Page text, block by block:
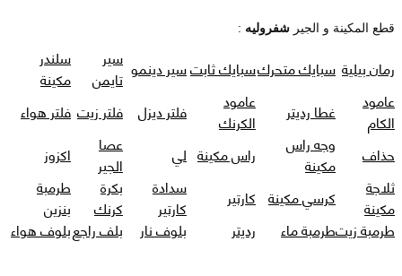
قطع المكينة و الجير شفروليه :
رمان بيلية سبايك متحركسبايك ثابتسير دينمو سير
تايمن
سلندر
مكينة
عامود
الكام
غطا رديتر
عامود
الكرنك
فلتر ديزل فلتر زيت فلتر هواء
حذاف
وجه راس
مكينة
راس مكينة لي
عصا
الجير
اكزوز
ثلاجة
مكينة
كرسي مكينة كارتير
سدادة
كارتير
بكرة
كرنك
طرمبة
بنزين
طرمبة زيتطرمبة ماء رديتر بلوف نار بلف راجعبلوف هواء